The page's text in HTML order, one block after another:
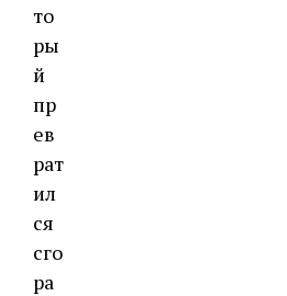
то
ры
й
пр
ев
рат
ил
ся
сго
ра